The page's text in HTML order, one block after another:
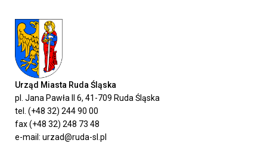
Urząd Miasta Ruda Śląska
pl. Jana Pawła II 6, 41-709 Ruda Śląska
tel. (+48 32) 244 90 00
fax (+48 32) 248 73 48
e-mail: urzad@ruda-sl.pl